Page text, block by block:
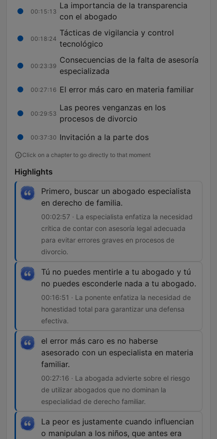
00:15:13
La importancia de la transparencia
con el abogado
00:18:24
Tácticas de vigilancia y control
tecnológico
00:23:39
Consecuencias de la falta de asesoría
especializada
00:27:16 El error más caro en materia familiar
00:29:53
Las peores venganzas en los
procesos de divorcio
00:37:30 Invitación a la parte dos
Click on a chapter to go directly to that moment
Highlights
Primero, buscar un abogado especialista
en derecho de familia.
00:02:57 · La especialista enfatiza la necesidad
crítica de contar con asesoría legal adecuada
para evitar errores graves en procesos de
divorcio.
Tú no puedes mentirle a tu abogado y tú
no puedes esconderle nada a tu abogado.
00:16:51 · La ponente enfatiza la necesidad de
honestidad total para garantizar una defensa
efectiva.
el error más caro es no haberse
asesorado con un especialista en materia
familiar.
00:27:16 · La abogada advierte sobre el riesgo
de utilizar abogados que no dominan la
especialidad de derecho familiar.
La peor es justamente cuando influencian
o manipulan a los niños, que antes era